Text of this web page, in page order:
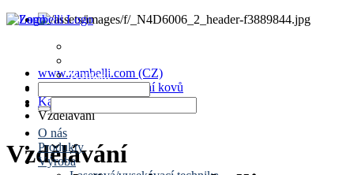
Kontakt
O nás
Produkty
Výroba
www.zambelli.com (CZ)
Průmyslové zpracování kovů
Kariéra
Vzdělávání
Vzdělávání